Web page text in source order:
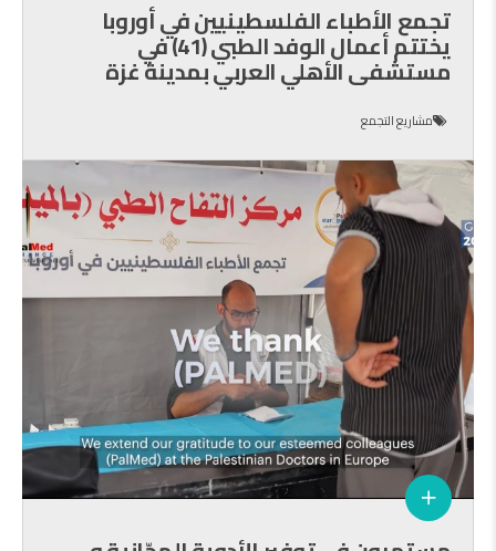
تجمع الأطباء الفلسطينيين في أوروبا
يختتم أعمال الوفد الطبي (41) في
مستشفى الأهلي العربي بمدينة غزة
مشاريع التجمع